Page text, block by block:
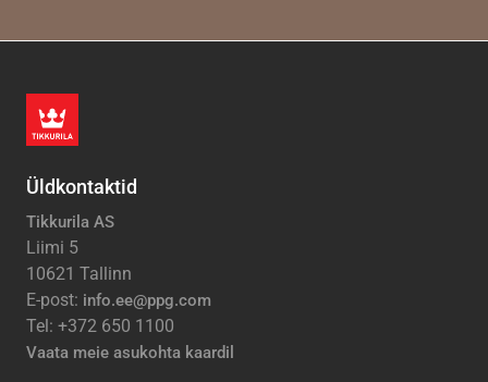
Üldkontaktid
Tikkurila AS
Liimi 5
10621 Tallinn
E-post: info.ee@ppg.com
Tel: +372 650 1100
Vaata meie asukohta kaardil